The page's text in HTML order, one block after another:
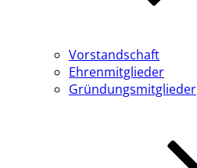
Vorstandschaft
Ehrenmitglieder
Gründungsmitglieder